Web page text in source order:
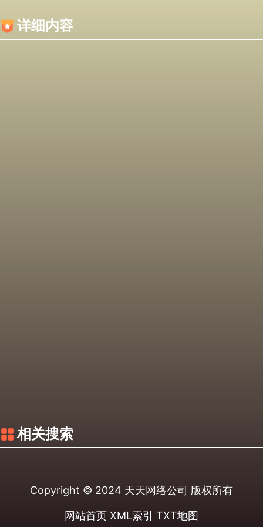
详细内容
相关搜索
Copyright © 2024 天天网络公司 版权所有
网站首页 XML索引 TXT地图